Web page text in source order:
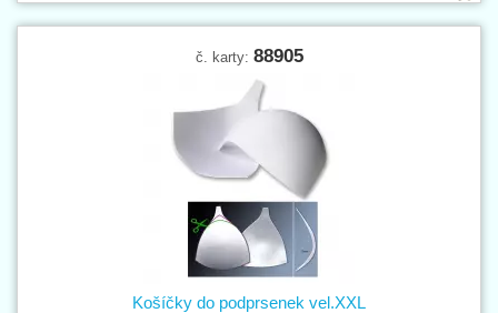
č. karty: 88905
Košíčky do podprsenek vel.XXL